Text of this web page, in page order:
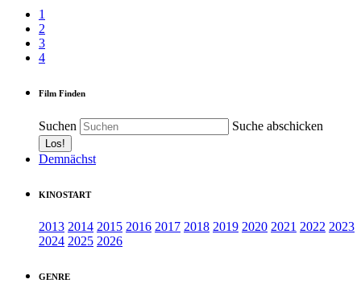
1
2
3
4
Film Finden
Suchen Suche abschicken
Demnächst
KINOSTART
2013 2014 2015 2016 2017 2018 2019 2020 2021 2022 2023
2024 2025 2026
GENRE